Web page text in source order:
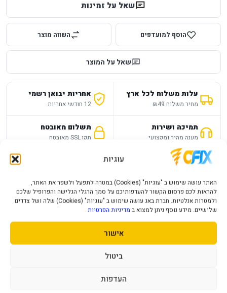
עוגיות
האתר עושה שימוש ב "עוגיות" (Cookies) במטרה לתפעל ולשפר את האתר,
להראות לכם פרסום הקשור להעדפותיכם על סמך הרגלי הגלישה והפרופיל שלכם
ולמטרות אנלטיות. חברת באג עושה שימוש ב "עוגיות" (Cookies) שלה ושל צדדים
שלישיים. מידע נוסף ניתן למצוא ב מדיניות הפרטיות
אישור
ביטול
העדפות
שאל על זמינות
הוסף למועדפים השווה מוצר
שאל על המוצר
עלות משלוח לכל ארץ
מחיר משלוח ₪49
אחריות יבואן רשמי
12 חודשי אחריות
תמיכה ושירות
מענה מהיר ומקצועי
תשלום מאובטח
תקן SSL מאובטח
WIFI
Wi-Fi 6E(802.11ax)